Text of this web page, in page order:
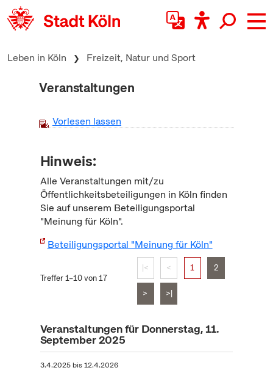
zum Inhalt springen
Leben in Köln Freizeit, Natur und Sport
Veranstaltungen
Vorlesen lassen
Hinweis:
Alle Veranstaltungen mit/zu
Öffentlichkeitsbeteiligungen in Köln finden
Sie auf unserem Beteiligungsportal
"Meinung für Köln".
Beteiligungsportal "Meinung für Köln"
Treffer 1–10 von 17
|< < 1 2
> >|
Veranstaltungen für Donnerstag, 11.
September 2025
3.4.2025bis12.4.2026